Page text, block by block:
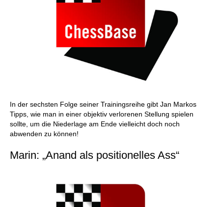
In der sechsten Folge seiner Trainingsreihe gibt Jan Markos
Tipps, wie man in einer objektiv verlorenen Stellung spielen
sollte, um die Niederlage am Ende vielleicht doch noch
abwenden zu können!
Marin: „Anand als positionelles Ass“